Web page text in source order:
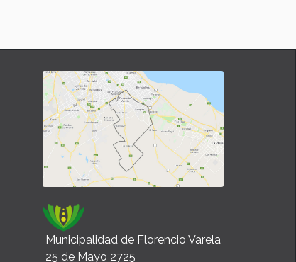
Municipalidad de Florencio Varela
25 de Mayo 2725